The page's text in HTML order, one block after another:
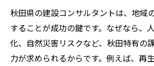
秋田県の建設コンサルタントは、地域
することが成功の鍵です。なぜなら、
化、自然災害リスクなど、秋田特有の
力が求められるからです。例えば、再